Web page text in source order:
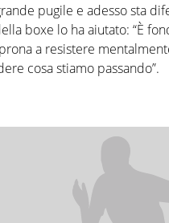
pugile e adesso sta
boxe lo ha aiutato: “È
a resistere
cosa stiamo passando”.